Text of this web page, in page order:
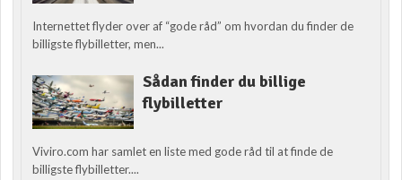
Internettet flyder over af “gode råd” om hvordan du finder de
billigste flybilletter, men...
Sådan finder du billige
flybilletter
Viviro.com har samlet en liste med gode råd til at finde de
billigste flybilletter....